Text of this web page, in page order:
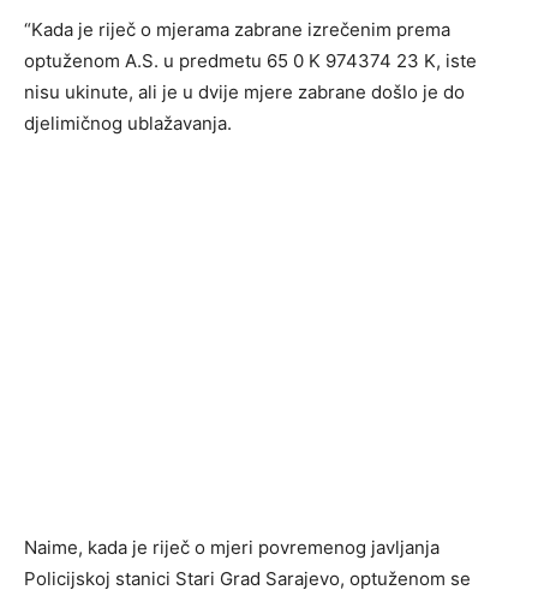
“Kada je riječ o mjerama zabrane izrečenim prema
optuženom A.S. u predmetu 65 0 K 974374 23 K, iste
nisu ukinute, ali je u dvije mjere zabrane došlo je do
djelimičnog ublažavanja.
Naime, kada je riječ o mjeri povremenog javljanja
Policijskoj stanici Stari Grad Sarajevo, optuženom se